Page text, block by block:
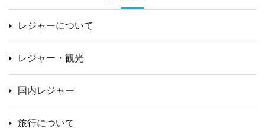
レジャーについて
レジャー・観光
国内レジャー
旅行について